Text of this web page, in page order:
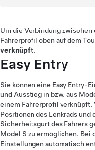
Um die Verbindung
Fahrerprofil oben auf dem
verknüpft.
Easy Entry
Sie können eine Easy Entry-
und Ausstieg in bzw. aus
einem Fahrerprofil verknüpft.
Positionen des Lenkrads und
Sicherheitsgurt des Fahrers
Model S zu ermöglichen. Bei
Einstellungen automatisch